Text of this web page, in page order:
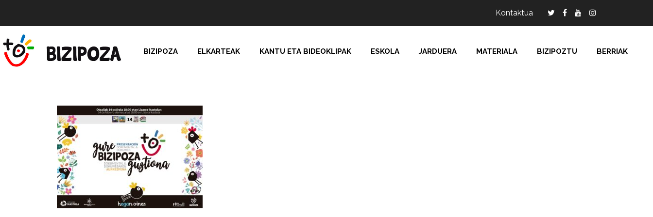
Kontaktua
BIZIPOZA ELKARTEAK KANTU ETA BIDEOKLIPAK ESKOLA JARDUERA MATERIALA BIZIPOZTU BERRIAK